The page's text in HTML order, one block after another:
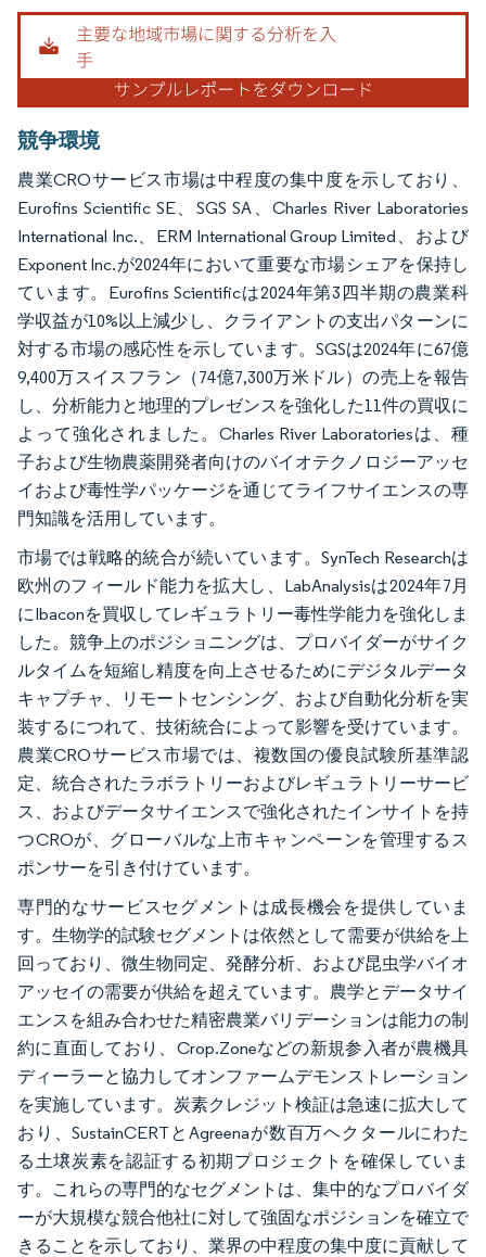
画像 © Mordor Intelligence。再利用にはCC BY 4.0の表示が必要です。
競争環境
農業CROサービス市場は中程度の集中度を示しており、
Eurofins Scientific SE、SGS SA、Charles River Laboratories
International Inc.、ERM International Group Limited、および
Exponent Inc.が2024年において重要な市場シェアを保持し
ています。Eurofins Scientificは2024年第3四半期の農業科
学収益が10%以上減少し、クライアントの支出パターンに
対する市場の感応性を示しています。SGSは2024年に67億
9,400万スイスフラン（74億7,300万米ドル）の売上を報告
し、分析能力と地理的プレゼンスを強化した11件の買収に
よって強化されました。Charles River Laboratoriesは、種
子および生物農薬開発者向けのバイオテクノロジーアッセ
イおよび毒性学パッケージを通じてライフサイエンスの専
門知識を活用しています。
市場では戦略的統合が続いています。SynTech Researchは
欧州のフィールド能力を拡大し、LabAnalysisは2024年7月
にIbaconを買収してレギュラトリー毒性学能力を強化しま
した。競争上のポジショニングは、プロバイダーがサイク
ルタイムを短縮し精度を向上させるためにデジタルデータ
キャプチャ、リモートセンシング、および自動化分析を実
装するにつれて、技術統合によって影響を受けています。
農業CROサービス市場では、複数国の優良試験所基準認
定、統合されたラボラトリーおよびレギュラトリーサービ
ス、およびデータサイエンスで強化されたインサイトを持
つCROが、グローバルな上市キャンペーンを管理するス
ポンサーを引き付けています。
専門的なサービスセグメントは成長機会を提供していま
す。生物学的試験セグメントは依然として需要が供給を上
回っており、微生物同定、発酵分析、および昆虫学バイオ
アッセイの需要が供給を超えています。農学とデータサイ
エンスを組み合わせた精密農業バリデーションは能力の制
約に直面しており、Crop.Zoneなどの新規参入者が農機具
ディーラーと協力してオンファームデモンストレーション
を実施しています。炭素クレジット検証は急速に拡大して
おり、SustainCERTとAgreenaが数百万ヘクタールにわた
る土壌炭素を認証する初期プロジェクトを確保していま
す。これらの専門的なセグメントは、集中的なプロバイダ
ーが大規模な競合他社に対して強固なポジションを確立で
きることを示しており、業界の中程度の集中度に貢献して